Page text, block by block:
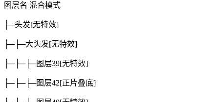
图层名 混合模式
├─头发[无特效]
├─├─大头发[无特效]
├─├─├─图层39[无特效]
├─├─├─图层42[正片叠底]